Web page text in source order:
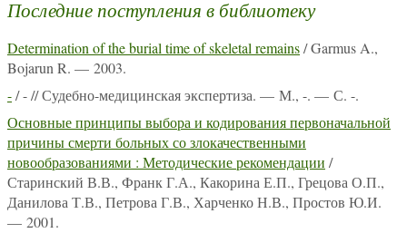
Последние поступления в библиотеку
Determination of the burial time of skeletal remains/ Garmus A.,
Bojarun R. — 2003.
-/ - // Судебно-медицинская экспертиза. — М., -. — С. -.
Основные принципы выбора и кодирования первоначальной
причины смерти больных со злокачественными
новообразованиями : Методические рекомендации /
Старинский В.В., Франк Г.А., Какорина Е.П., Грецова О.П.,
Данилова Т.В., Петрова Г.В., Харченко Н.В., Простов Ю.И.
— 2001.